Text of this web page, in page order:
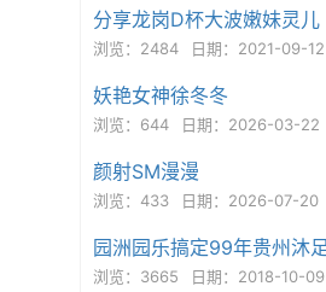
分享龙岗D杯大波嫩妹灵儿
浏览：2484 日期：2021-09-12
妖艳女神徐冬冬
浏览：644 日期：2026-03-22
颜射SM漫漫
浏览：433 日期：2026-07-20
浏览：3665 日期：2018-10-09